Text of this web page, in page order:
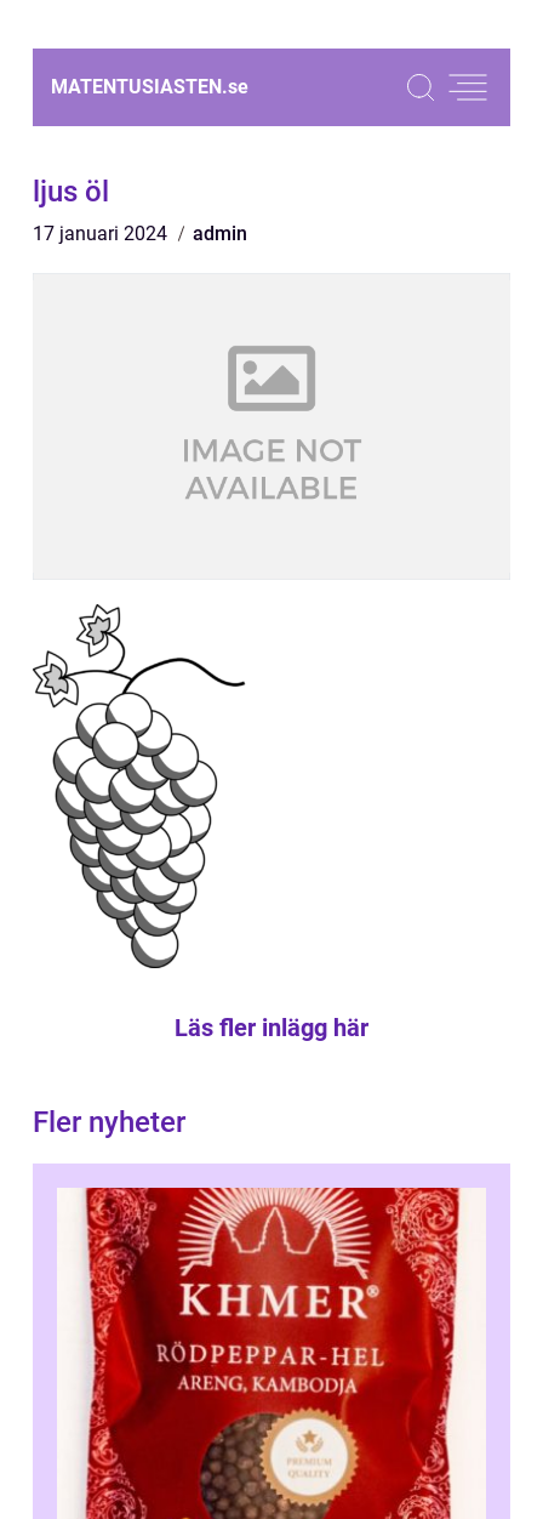
MATENTUSIASTEN.se
ljus öl
17 januari 2024 admin
Läs fler inlägg här
Fler nyheter